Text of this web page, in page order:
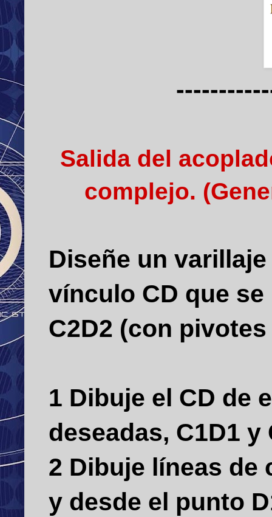
Salida del
complejo.
Diseñe un
vínculo CD que
C2D2 (con
1 Dibuje el CD de
deseadas, C1D1
2 Dibuje líneas de
y desde el punto